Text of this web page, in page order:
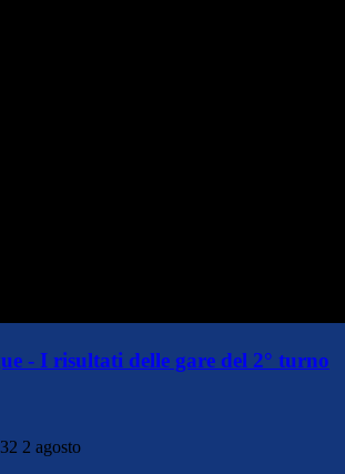
- I risultati delle gare del 2° turno
2 agosto